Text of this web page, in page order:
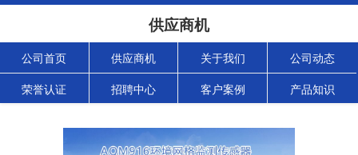
供应商机
公司首页 供应商机 关于我们 公司动态
荣誉认证 招聘中心 客户案例 产品知识